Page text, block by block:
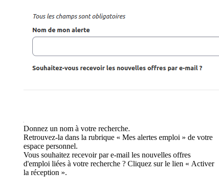
Donnez un nom à votre recherche.
Retrouvez-la dans la rubrique « Mes alertes emploi » de votre
espace personnel.
Vous souhaitez recevoir par e-mail les nouvelles offres
d'emploi liées à votre recherche ? Cliquez sur le lien « Activer
la réception ».